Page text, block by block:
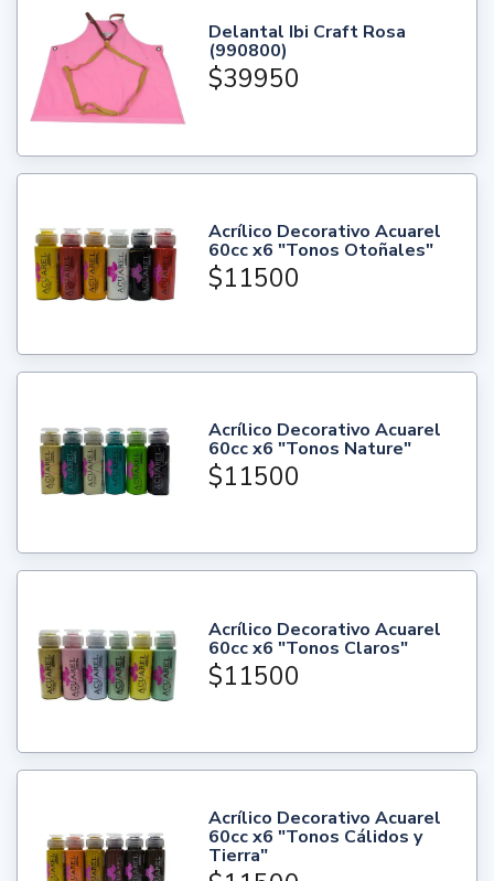
Delantal Ibi Craft Rosa
(990800)
$39950
Acrílico Decorativo Acuarel
60cc x6 "Tonos Otoñales"
$11500
Acrílico Decorativo Acuarel
60cc x6 "Tonos Nature"
$11500
Acrílico Decorativo Acuarel
60cc x6 "Tonos Claros"
$11500
Acrílico Decorativo Acuarel
60cc x6 "Tonos Cálidos y
Tierra"